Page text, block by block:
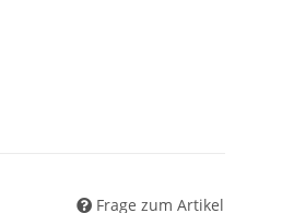
Frage zum Artikel